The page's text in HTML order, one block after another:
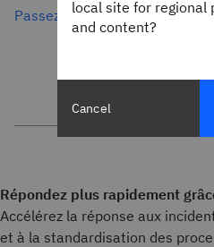
Passez l’évaluation
Répondez plus rapidement
Accélérez la réponse aux
et à la standardisation des
local site for regional
and content?
Cancel